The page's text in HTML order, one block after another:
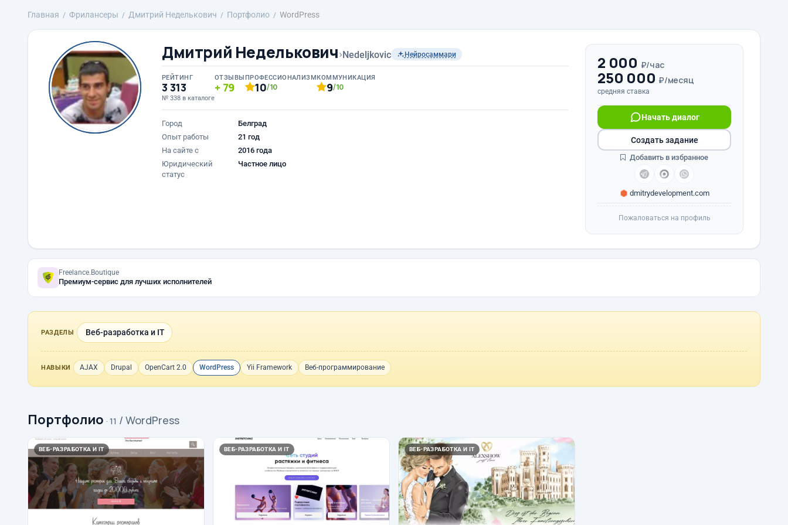
Главная Фрилансеры Дмитрий Неделькович Портфолио WordPress
Дмитрий Неделькович›Nedeljkovic Нейросаммари
РЕЙТИНГ
3 313
№ 338 в каталоге
ОТЗЫВЫ
79
ПРОФЕССИОНАЛИЗМ
10/10
КОММУНИКАЦИЯ
9/10
Город
Белград
Опыт работы
21 год
На сайте с
2016 года
Юридический
статус
Частное лицо
2 000 ₽/час
250 000 ₽/месяц
средняя ставка
Начать диалог
dmitrydevelopment.com
Создать задание
Добавить в избранное
Пожаловаться на профиль
Freelance.Boutique
Премиум-сервис для лучших исполнителей
РАЗДЕЛЫ Веб-разработка и IT
НАВЫКИ AJAX Drupal OpenCart 2.0 WordPress Yii Framework Веб-программирование
Портфолио · 11 / WordPress
ВЕБ-РАЗРАБОТКА И IT ВЕБ-РАЗРАБОТКА И IT ВЕБ-РАЗРАБОТКА И IT